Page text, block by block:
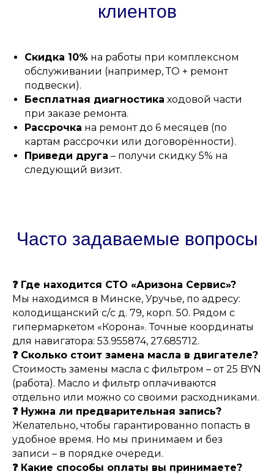
клиентов
Скидка 10% на работы при комплексном
обслуживании (например, ТО + ремонт
подвески).
Бесплатная диагностика ходовой части
при заказе ремонта.
Рассрочка на ремонт до 6 месяцев (по
картам рассрочки или договорённости).
Приведи друга – получи скидку 5% на
следующий визит.
Часто задаваемые вопросы
❓ Где находится СТО «Аризона Сервис»?
Мы находимся в Минске, Уручье, по адресу:
колодищанский с/с д. 79, корп. 50. Рядом с
гипермаркетом «Корона». Точные координаты
для навигатора: 53.955874, 27.685712.
❓ Сколько стоит замена масла в двигателе?
Стоимость замены масла с фильтром – от 25 BYN
(работа). Масло и фильтр оплачиваются
отдельно или можно со своими расходниками.
❓ Нужна ли предварительная запись?
Желательно, чтобы гарантированно попасть в
удобное время. Но мы принимаем и без
записи – в порядке очереди.
❓ Какие способы оплаты вы принимаете?